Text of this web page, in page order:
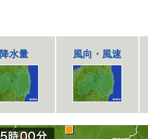
降水量 風向・風速